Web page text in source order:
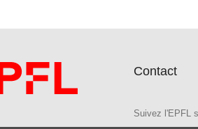
Contact
Suivez l'EPFL